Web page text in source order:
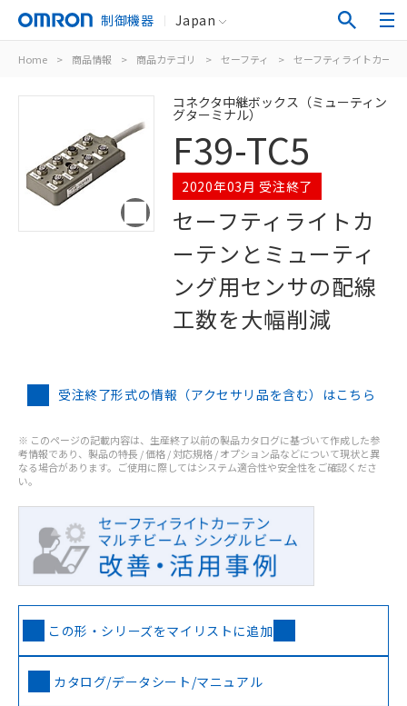
制御機器 Japan
Home > 商品情報 > 商品カテゴリ > セーフティ > セーフティライトカー
コネクタ中継ボックス（ミューティン
グターミナル）
F39-TC5
2020年03月 受注終了
セーフティライトカ
ーテンとミューティ
ング用センサの配線
工数を大幅削減
受注終了形式の情報（アクセサリ品を含む）はこちら
※ このページの記載内容は、生産終了以前の製品カタログに基づいて作成した参
考情報であり、製品の特長 / 価格 / 対応規格 / オプション品などについて現状と異
なる場合があります。ご使用に際してはシステム適合性や安全性をご確認くださ
い。
この形・シリーズをマイリストに追加
カタログ/データシート/マニュアル